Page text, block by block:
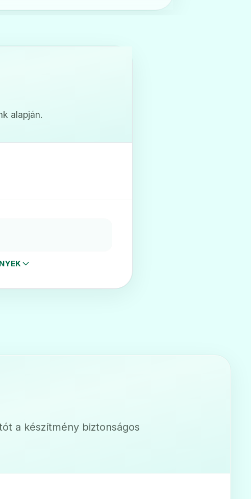
alapján.
a készítmény biztonságos